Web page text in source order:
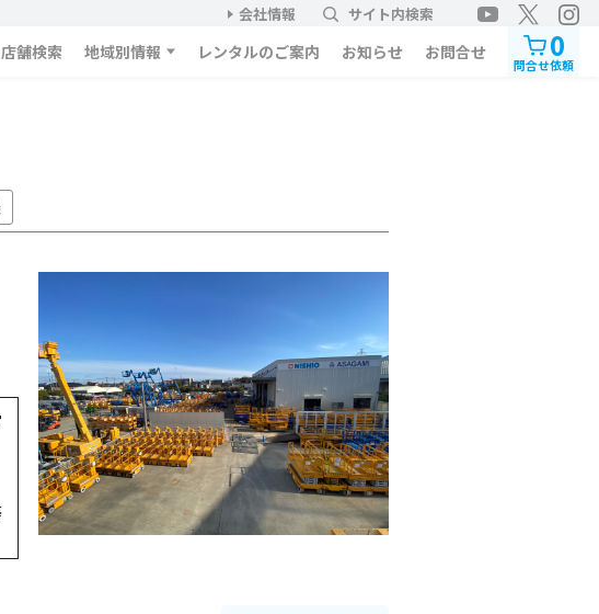
会社情報 サイト内検索
店舗検索 地域別情報 レンタルのご案内 お知らせ お問合せ 0
問合せ依頼